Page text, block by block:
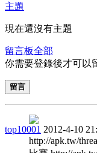
主題
現在還沒有主題
留言板全部
你需要登錄後才可以
留言
top10001 2012-4-10
http://apk.tw/